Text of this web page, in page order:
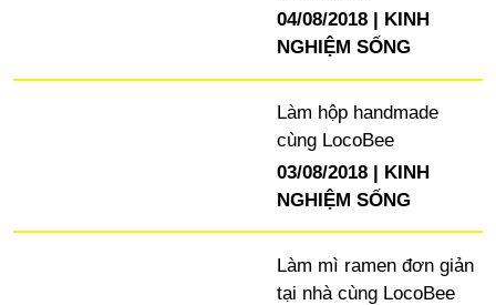
04/08/2018
KINH
NGHIỆM SỐNG
Làm hộp handmade
cùng LocoBee
03/08/2018
KINH
NGHIỆM SỐNG
Làm mì ramen đơn giản
tại nhà cùng LocoBee